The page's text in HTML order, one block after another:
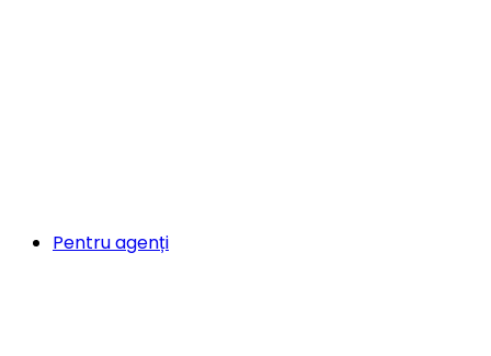
Pentru agenți